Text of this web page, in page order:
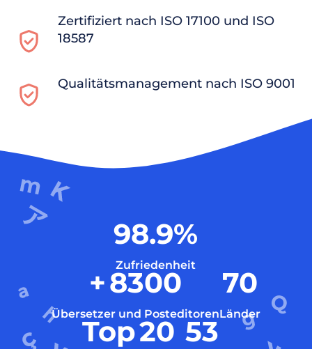
Zertifiziert nach ISO 17100 und ISO
18587
Qualitätsmanagement nach ISO 9001
98.9%
Zufriedenheit
+8300
Übersetzer und Posteditoren
70
Länder
Top20 53